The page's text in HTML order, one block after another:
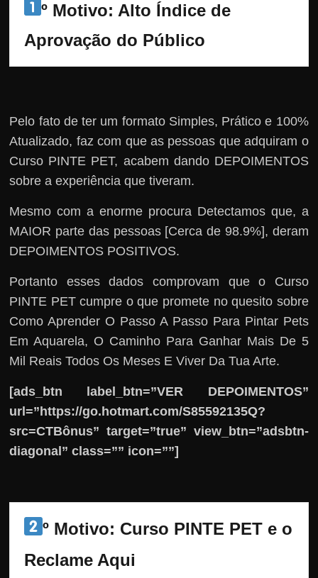
º Motivo: Alto Índice de
Aprovação do Público
Pelo fato de ter um formato Simples, Prático e 100%
Atualizado, faz com que as pessoas que adquiram o
Curso PINTE PET, acabem dando DEPOIMENTOS
sobre a experiência que tiveram.
Mesmo com a enorme procura Detectamos que, a
MAIOR parte das pessoas [Cerca de 98.9%], deram
DEPOIMENTOS POSITIVOS.
Portanto esses dados comprovam que o Curso
PINTE PET cumpre o que promete no quesito sobre
Como Aprender O Passo A Passo Para Pintar Pets
Em Aquarela, O Caminho Para Ganhar Mais De 5
Mil Reais Todos Os Meses E Viver Da Tua Arte.
[ads_btn label_btn=”VER DEPOIMENTOS”
url=”https://go.hotmart.com/S85592135Q?
src=CTBônus” target=”true” view_btn=”adsbtn-
diagonal” class=”” icon=””]
º Motivo: Curso PINTE PET e o
Reclame Aqui